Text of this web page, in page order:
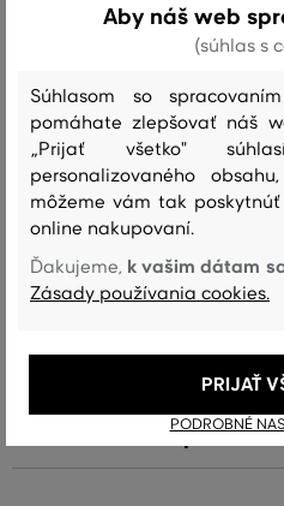
vrchný materiál
BAVLNA
92 %
POLYAMID
8 %
Aby náš web
(súhlas s
Súhlasom so
pomáhate zlepšovať náš
„Prijať všetko"
personalizovaného
môžeme vám tak
online nakupovaní.
Ďakujeme, k vašim dátam
Zásady používania cookies.
PODROBNÉ
PRIJAŤ